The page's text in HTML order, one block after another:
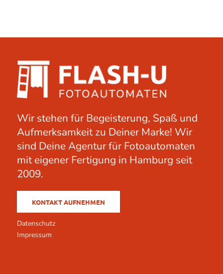
Wir stehen für Begeisterung, Spaß und
Aufmerksamkeit zu Deiner Marke! Wir
sind Deine Agentur für Fotoautomaten
mit eigener Fertigung in Hamburg seit
2009.
KONTAKT AUFNEHMEN
Datenschutz
Impressum